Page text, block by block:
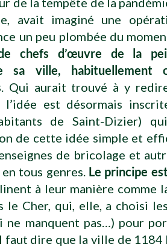
avait imaginé une
un peu plombée du
chefs d’œuvre de la
sa ville, habituellement
. Qui aurait trouvé à y
l’idée est désormais
de Saint-Dizier)
de cette idée simple et
de bricolage et
tous genres. Le principe
à leur manière comme
le Cher, qui, elle, a choisi
ne manquent pas…) pour
faut dire que la ville de 1184